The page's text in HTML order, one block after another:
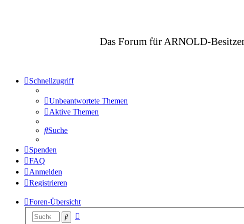
Das Forum für ARNOLD-
Schnellzugriff
Unbeantwortete Themen
Aktive Themen
Suche
Spenden
FAQ
Anmelden
Registrieren
Foren-Übersicht
Suche